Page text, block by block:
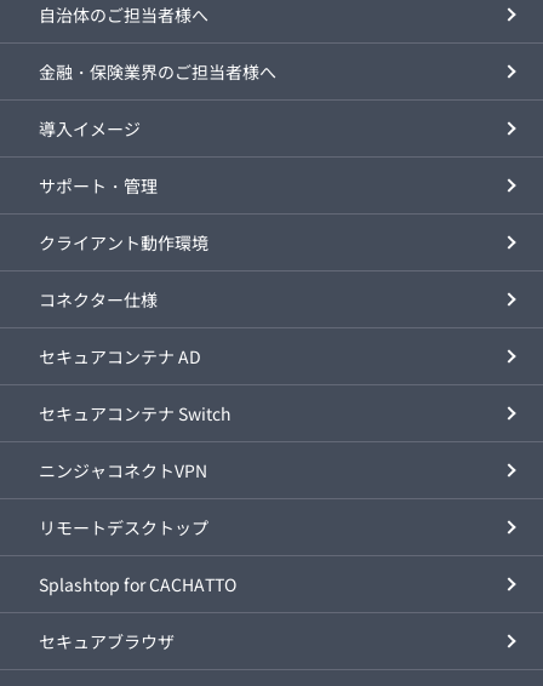
自治体のご担当者様へ
金融・保険業界のご担当者様へ
導入イメージ
サポート・管理
クライアント動作環境
コネクター仕様
セキュアコンテナ AD
セキュアコンテナ Switch
ニンジャコネクトVPN
リモートデスクトップ
Splashtop for CACHATTO
セキュアブラウザ